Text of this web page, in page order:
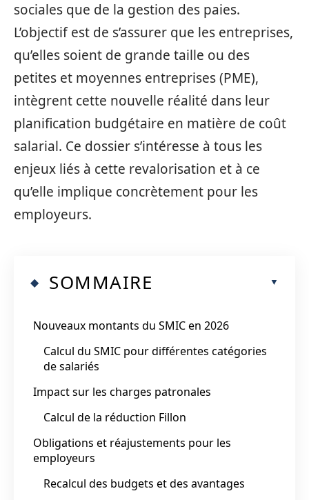
sociales que de la gestion des paies.
L’objectif est de s’assurer que les entreprises,
qu’elles soient de grande taille ou des
petites et moyennes entreprises (PME),
intègrent cette nouvelle réalité dans leur
planification budgétaire en matière de coût
salarial. Ce dossier s’intéresse à tous les
enjeux liés à cette revalorisation et à ce
qu’elle implique concrètement pour les
employeurs.
SOMMAIRE
Nouveaux montants du SMIC en 2026
Calcul du SMIC pour différentes catégories
de salariés
Impact sur les charges patronales
Calcul de la réduction Fillon
Obligations et réajustements pour les
employeurs
Recalcul des budgets et des avantages